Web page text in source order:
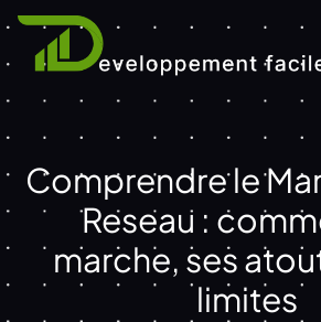
Comprendre le
Reseau :
marche, ses
limites